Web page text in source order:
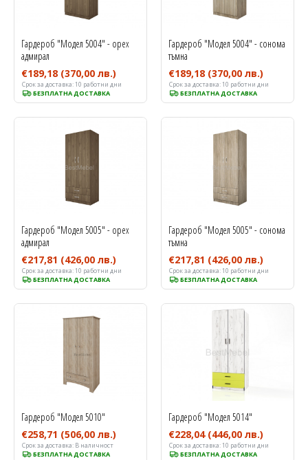
Срок за доставка:10 работни дни
БЕЗПЛАТНА ДОСТАВКА
Гардероб "Модел 5004" - орех
адмирал
€189,18 (370,00 лв.)
Срок за доставка:10 работни дни
БЕЗПЛАТНА ДОСТАВКА
Гардероб "Модел 5004" - сонома
тъмна
€189,18 (370,00 лв.)
Срок за доставка:10 работни дни
БЕЗПЛАТНА ДОСТАВКА
Гардероб "Модел 5005" - орех
адмирал
€217,81 (426,00 лв.)
Срок за доставка:10 работни дни
БЕЗПЛАТНА ДОСТАВКА
Гардероб "Модел 5005" - сонома
тъмна
€217,81 (426,00 лв.)
Срок за доставка: В наличност
БЕЗПЛАТНА ДОСТАВКА
Гардероб "Модел 5010"
€258,71 (506,00 лв.)
Срок за доставка:10 работни дни
БЕЗПЛАТНА ДОСТАВКА
Гардероб "Модел 5014"
€228,04 (446,00 лв.)